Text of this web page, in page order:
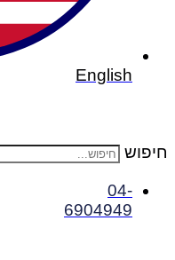
English
חיפוש
04-
6904949